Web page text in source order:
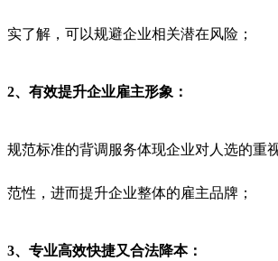
实了解，可以规避企业相关潜在风险；
2、有效提升企业雇主形象：
规范标准的背调服务体现企业对人选的重
范性，进而提升企业整体的雇主品牌；
3、专业高效快捷又合法降本：